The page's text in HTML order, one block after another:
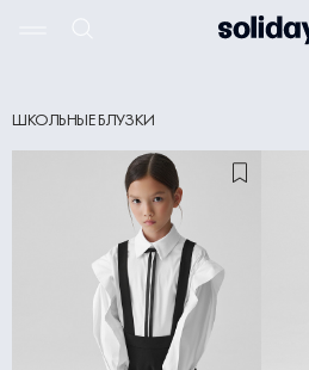
ШКОЛЬНЫЕ БЛУЗКИ